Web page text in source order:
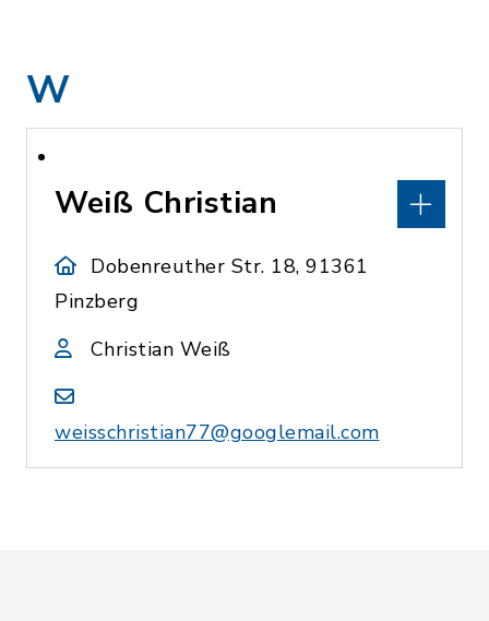
W
Weiß Christian
Dobenreuther Str. 18, 91361
Pinzberg
Christian Weiß
weisschristian77@googlemail.com